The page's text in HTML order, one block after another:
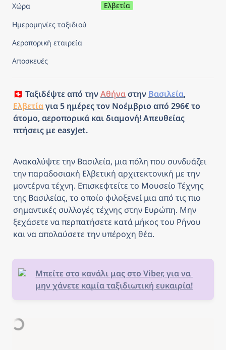
Χώρα
Ελβετία
Ημερομηνίες ταξιδιού
Αεροπορική εταιρεία
Αποσκευές
🇨🇭 Ταξιδέψτε από την Αθήνα στην Βασιλεία
Ελβετία για 5 ημέρες τον Νοέμβριο από 296€ το
άτομο, αεροπορικά και διαμονή! Απευθείας
πτήσεις με easyJet.
Ανακαλύψτε την Βασιλεία, μια πόλη που συνδυάζει
την παραδοσιακή Ελβετική αρχιτεκτονική με την
μοντέρνα τέχνη. Επισκεφτείτε το Μουσείο Τέχνης
της Βασιλείας, το οποίο φιλοξενεί μια από τις πιο
σημαντικές συλλογές τέχνης στην Ευρώπη. Μην
ξεχάσετε να περπατήσετε κατά μήκος του Ρήνου
και να απολαύσετε την υπέροχη θέα.
Μπείτε στο κανάλι μας στο Viber, για να
μην χάνετε καμία ταξιδιωτική ευκαιρία!